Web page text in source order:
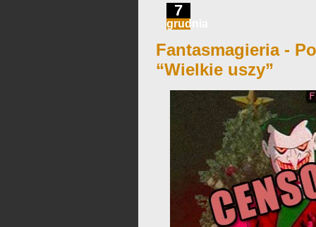
7
grudnia
Fantasmagieria -
“Wielkie uszy”